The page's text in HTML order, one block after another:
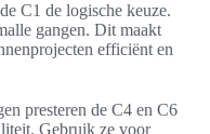
C1 de logische keuze.
gangen. Dit maakt
efficiënt en
presteren de C4 en C6
Gebruik ze voor